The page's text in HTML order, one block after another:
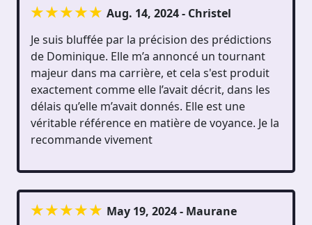
Aug. 14, 2024 - Christel
Je suis bluffée par la précision des prédictions
de Dominique. Elle m’a annoncé un tournant
majeur dans ma carrière, et cela s'est produit
exactement comme elle l’avait décrit, dans les
délais qu’elle m’avait donnés. Elle est une
véritable référence en matière de voyance. Je la
recommande vivement
May 19, 2024 - Maurane